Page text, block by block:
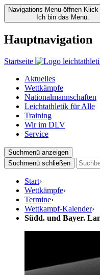
Navigations Menu öffnen
Ich bin das Menü.
Hauptnavigation
Startseite
Aktuelles
Wettkämpfe
Nationalmannschaften
Leichtathletik für Alle
Training
Wir im DLV
Service
Suchmenü anzeigen
Suchmenü schließen
Start›
Wettkämpfe›
Termine›
Wettkampf-Kalender›
Südd. und Bayer.